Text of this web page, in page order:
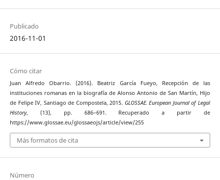
Publicado
2016-11-01
Cómo citar
Juan Alfredo Obarrio. (2016). Beatriz García Fueyo, Recepción de las
instituciones romanas en la biografía de Alonso Antonio de San Martín, Hijo
de Felipe IV, Santiago de Compostela, 2015. GLOSSAE. European Journal of Legal
History, (13), pp. 686–691. Recuperado a partir de
https://www.glossae.eu/glossaeojs/article/view/255
Más formatos de cita
Número